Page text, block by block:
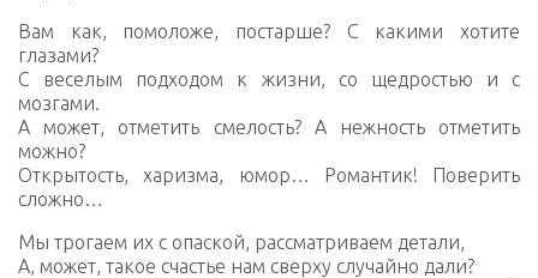
Вам как, помоложе, постарше? С какими хотите
глазами?
С веселым подходом к жизни, со щедростью и с
мозгами.
А может, отметить смелость? А нежность отметить
можно?
Открытость, харизма, юмор… Романтик! Поверить
сложно…
Мы трогаем их с опаской, рассматриваем детали,
А, может, такое счастье нам сверху случайно дали?